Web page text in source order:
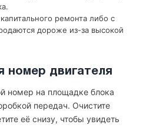
ремонта либо с
дороже из-за высокой
номер двигателя
номер на площадке блока
передач. Очистите
её снизу, чтобы увидеть